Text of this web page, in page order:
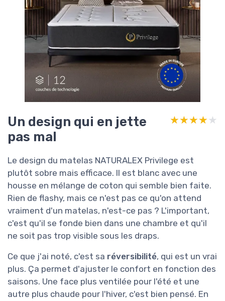
Un design qui en jette
pas mal
★★★★★
★★★★★
Le design du matelas NATURALEX Privilege est
plutôt sobre mais efficace. Il est blanc avec une
housse en mélange de coton qui semble bien faite.
Rien de flashy, mais ce n'est pas ce qu'on attend
vraiment d'un matelas, n'est-ce pas ? L'important,
c'est qu'il se fonde bien dans une chambre et qu'il
ne soit pas trop visible sous les draps.
Ce que j'ai noté, c'est sa réversibilité, qui est un vrai
plus. Ça permet d'ajuster le confort en fonction des
saisons. Une face plus ventilée pour l'été et une
autre plus chaude pour l'hiver, c'est bien pensé. En